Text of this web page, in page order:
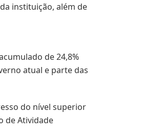
instituição, além de
de 24,8%
atual e parte das
do nível superior
de Atividade